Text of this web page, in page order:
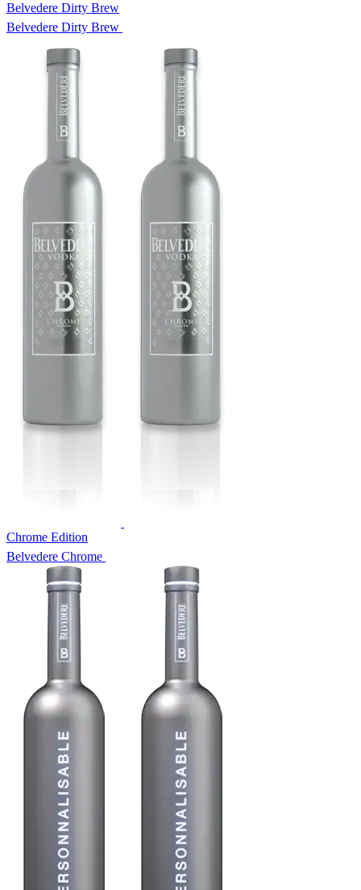
Belvedere Dirty Brew
Belvedere Dirty Brew
Chrome Edition
Belvedere Chrome